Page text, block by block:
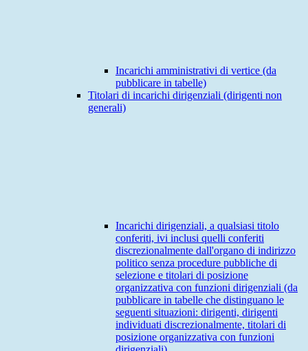
Incarichi amministrativi di vertice (da
pubblicare in tabelle)
Titolari di incarichi dirigenziali (dirigenti non
generali)
Incarichi dirigenziali, a qualsiasi titolo
conferiti, ivi inclusi quelli conferiti
discrezionalmente dall'organo di indirizzo
politico senza procedure pubbliche di
selezione e titolari di posizione
organizzativa con funzioni dirigenziali (da
pubblicare in tabelle che distinguano le
seguenti situazioni: dirigenti, dirigenti
individuati discrezionalmente, titolari di
posizione organizzativa con funzioni